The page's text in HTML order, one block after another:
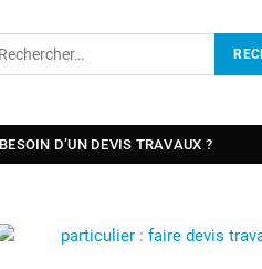
BESOIN D’UN DEVIS TRAVAUX ?